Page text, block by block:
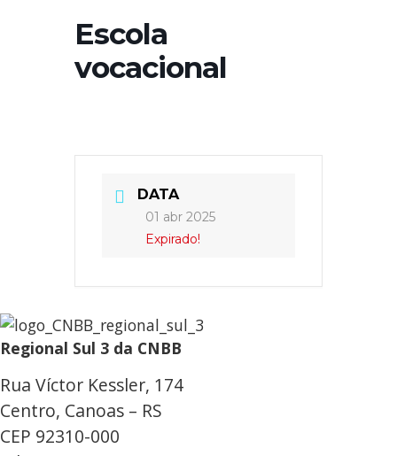
Escola
vocacional
DATA
01 abr 2025
Expirado!
Regional Sul 3 da CNBB
Rua Víctor Kessler, 174
Centro, Canoas – RS
CEP 92310-000